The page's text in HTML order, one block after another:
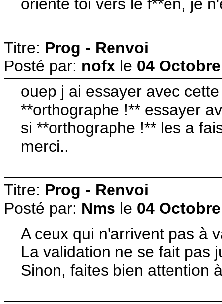
oriente toi vers le f**en, je
Titre: Prog - Renvoi
Posté par: nofx le 04
ouep j ai essayer avec
**orthographe !** essayer
si **orthographe !** les a
merci..
Titre: Prog - Renvoi
Posté par: Nms le 04
A ceux qui n'arrivent pas à
La validation ne se fait pas
Sinon, faites bien attention